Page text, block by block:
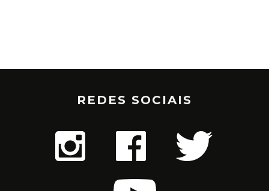
REDES SOCIAIS